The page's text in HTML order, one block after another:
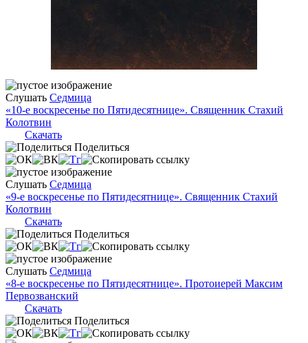
Слушать Седмица
«10-е воскресенье по Пятидесятнице». Священник Стахий
Колотвин
Скачать
Поделиться
Слушать Седмица
«9-е воскресенье по Пятидесятнице». Священник Стахий
Колотвин
Скачать
Поделиться
Слушать Седмица
«8-е воскресенье по Пятидесятнице». Протоиерей Максим
Первозванский
Скачать
Поделиться